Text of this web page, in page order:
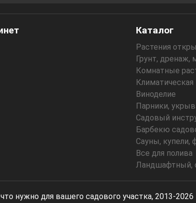
Каталог
Растения
Грунт, дренаж,
Комнатные
Климатическая
Виноделие
Парники,
Садовый
Барбекю
Сауны, купели,
Все для полива
Ландшафтный,
нужно для вашего садового участка, 2013-2026